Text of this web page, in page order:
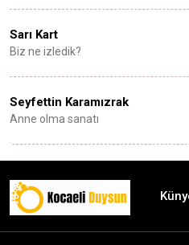
Sarı Kart
Biz ne izledik?
Seyfettin Karamızrak
Anne olma sanatı